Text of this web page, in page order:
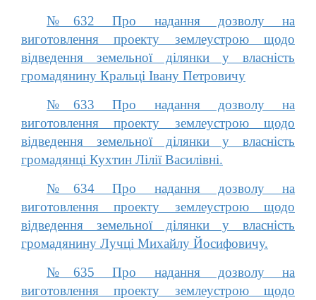
№632 Про надання дозволу на
виготовлення проекту землеустрою щодо
відведення земельної ділянки у власність
громадянину Кральці Івану Петровичу
№633 Про надання дозволу на
виготовлення проекту землеустрою щодо
відведення земельної ділянки у власність
громадянці Кухтин Лілії Василівні.
№634 Про надання дозволу на
виготовлення проекту землеустрою щодо
відведення земельної ділянки у власність
громадянину Лучці Михайлу Йосифовичу.
№635 Про надання дозволу на
виготовлення проекту землеустрою щодо